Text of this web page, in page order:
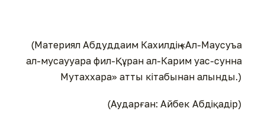
(Материял Абдуддаим Кахилдің «Ал-Маусуъа
ал-мусаууара фил-Құран ал-Карим уас-сунна
Мутаххара» атты кітабынан алынды.)
(Аударған: Айбек Абдіқадір)